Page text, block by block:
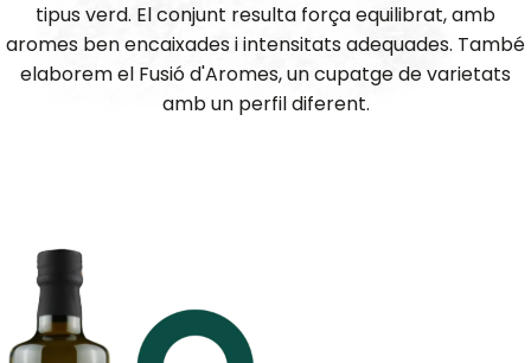
tipus verd. El conjunt resulta força equilibrat, amb
aromes ben encaixades i intensitats adequades. També
elaborem el Fusió d'Aromes, un cupatge de varietats
amb un perfil diferent.